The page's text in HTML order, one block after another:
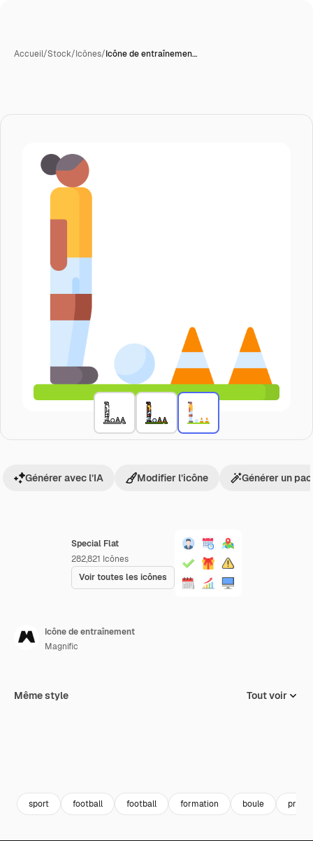
Accueil/Stock/Icônes/Icône de entraînemen…
Special Flat
282,821 Icônes
Voir toutes les icônes
Générer avec l’IA Modifier l’icône Générer un
Icône de entraînement
Magnific
Même style Tout voir
sport football football formation boule